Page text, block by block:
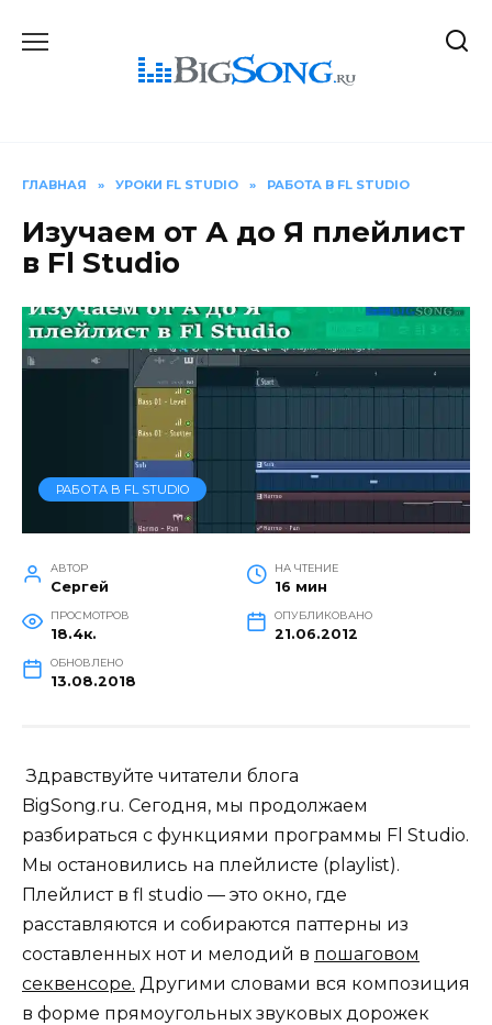
ГЛАВНАЯ » УРОКИ FL STUDIO » РАБОТА В FL STUDIO
Изучаем от А до Я плейлист
в Fl Studio
РАБОТА В FL STUDIO
АВТОР
Сергей
НА ЧТЕНИЕ
16 мин
ПРОСМОТРОВ
18.4к.
ОПУБЛИКОВАНО
21.06.2012
ОБНОВЛЕНО
13.08.2018
Здравствуйте читатели блога
BigSong.ru. Cегодня, мы продолжаем
разбираться с функциями программы Fl Studio.
Мы остановились на плейлисте (playlist).
Плейлист в fl studio — это окно, где
расставляются и собираются паттерны из
составленных нот и мелодий в пошаговом
секвенсоре. Другими словами вся композиция
в форме прямоугольных звуковых дорожек